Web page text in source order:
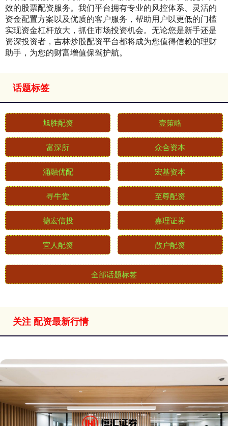
效的股票配资服务。我们平台拥有专业的风控体系、灵活的
资金配置方案以及优质的客户服务，帮助用户以更低的门槛
实现资金杠杆放大，抓住市场投资机会。无论您是新手还是
资深投资者，吉林炒股配资平台都将成为您值得信赖的理财
助手，为您的财富增值保驾护航。
话题标签
旭胜配资 壹策略
富深所 众合资本
涌融优配 宏基资本
寻牛堂 至尊配资
德宏信投 嘉理证券
宜人配资 散户配资
全部话题标签
关注 配资最新行情